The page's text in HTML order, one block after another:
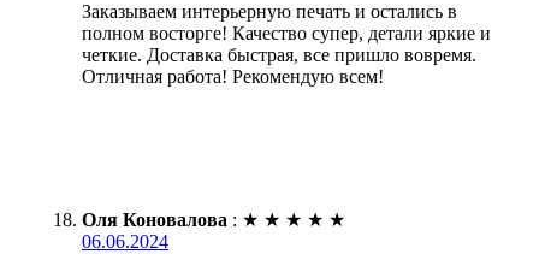
Заказываем интерьерную печать и остались в
полном восторге! Качество супер, детали яркие и
четкие. Доставка быстрая, все пришло вовремя.
Отличная работа! Рекомендую всем!
Оля Коновалова : ★ ★ ★ ★ ★
06.06.2024